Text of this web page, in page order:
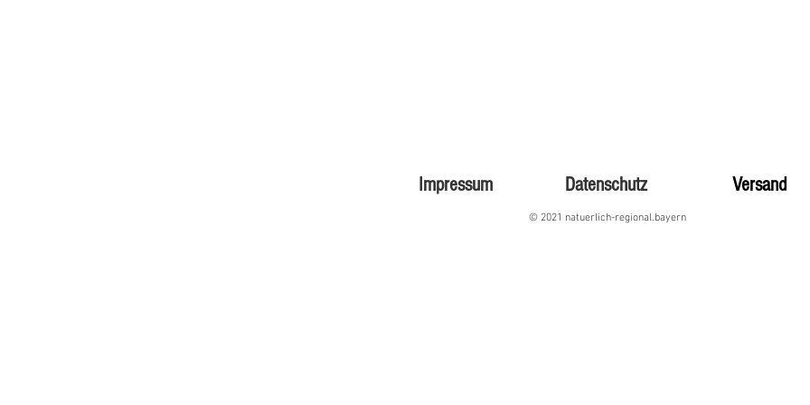
Impressum Datenschutz Versand
© 2021 natuerlich-regional.bayern